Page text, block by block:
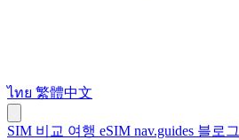
ไทย 繁體中文
SIM 비교 여행 eSIM nav.guides 블로그